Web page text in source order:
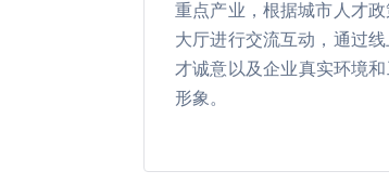
重点产业，根据城市人才
大厅进行交流互动，通过
才诚意以及企业真实环境
形象。